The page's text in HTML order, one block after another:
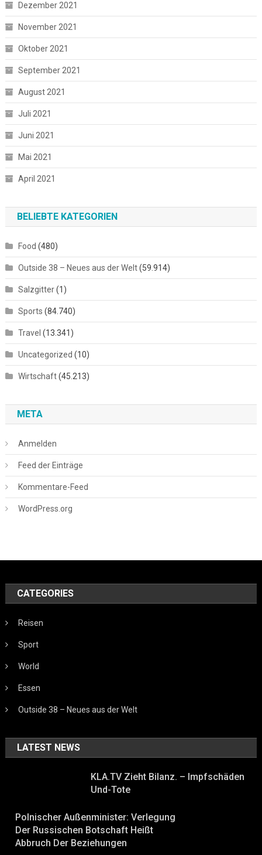
Dezember 2021
November 2021
Oktober 2021
September 2021
August 2021
Juli 2021
Juni 2021
Mai 2021
April 2021
BELIEBTE KATEGORIEN
Food (480)
Outside 38 – Neues aus der Welt(59.914)
Salzgitter(1)
Sports (84.740)
Travel (13.341)
Uncategorized (10)
Wirtschaft(45.213)
META
Anmelden
Feed der Einträge
Kommentare-Feed
WordPress.org
CATEGORIES
Reisen
Sport
World
Essen
Outside 38 – Neues aus der Welt
LATEST NEWS
KLA.TV Zieht Bilanz. – Impfschäden
Und-Tote
Polnischer Außenminister: Verlegung
Der Russischen Botschaft Heißt
Abbruch Der Beziehungen